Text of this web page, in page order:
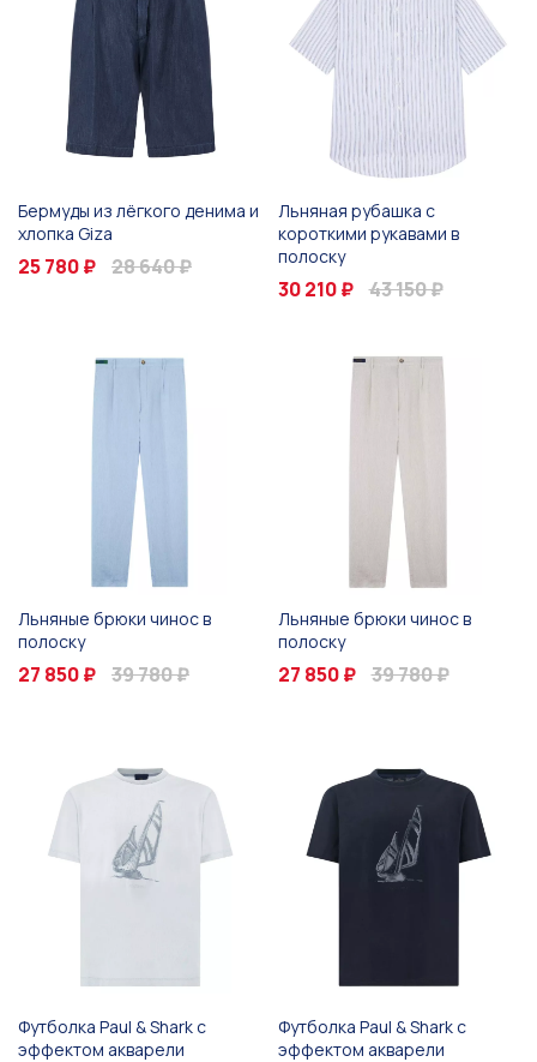
Бермуды из лёгкого денима и
хлопка Giza
25 780 ₽ 28 640 ₽
Льняная рубашка с
короткими рукавами в
полоску
30 210 ₽ 43 150 ₽
Льняные брюки чинос в
полоску
27 850 ₽ 39 780 ₽
Льняные брюки чинос в
полоску
27 850 ₽ 39 780 ₽
Футболка Paul & Shark с
эффектом акварели
Футболка Paul & Shark с
эффектом акварели